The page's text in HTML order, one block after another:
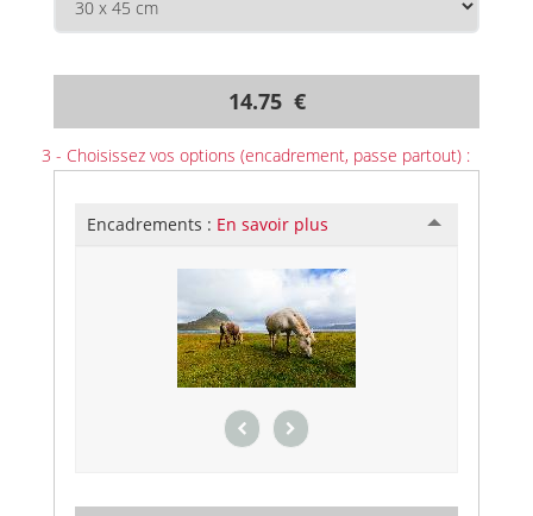
14.75 €
3 - Choisissez vos options (encadrement, passe partout) :
Encadrements : En savoir plus